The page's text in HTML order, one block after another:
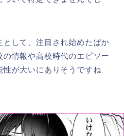
として、注目され始めたばか
の情報や高校時代のエピソー
性が大いにありそうですね